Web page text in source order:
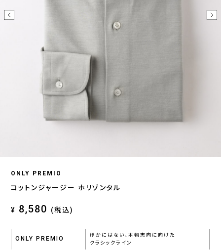
ONLY PREMIO
コットンジャージー ホリゾンタル
¥ 8,580 (税込)
ONLY PREMIO
ほかにはない、本物志向に向けた
クラシックライン